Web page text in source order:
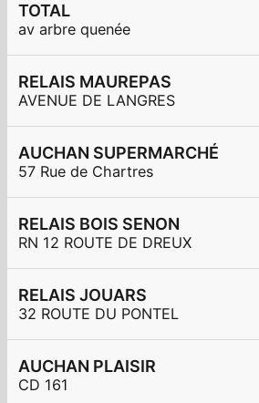
TOTAL
av arbre quenée
RELAIS MAUREPAS
AVENUE DE LANGRES
AUCHAN SUPERMARCHÉ
57 Rue de Chartres
RELAIS BOIS SENON
RN 12 ROUTE DE DREUX
RELAIS JOUARS
32 ROUTE DU PONTEL
AUCHAN PLAISIR
CD 161